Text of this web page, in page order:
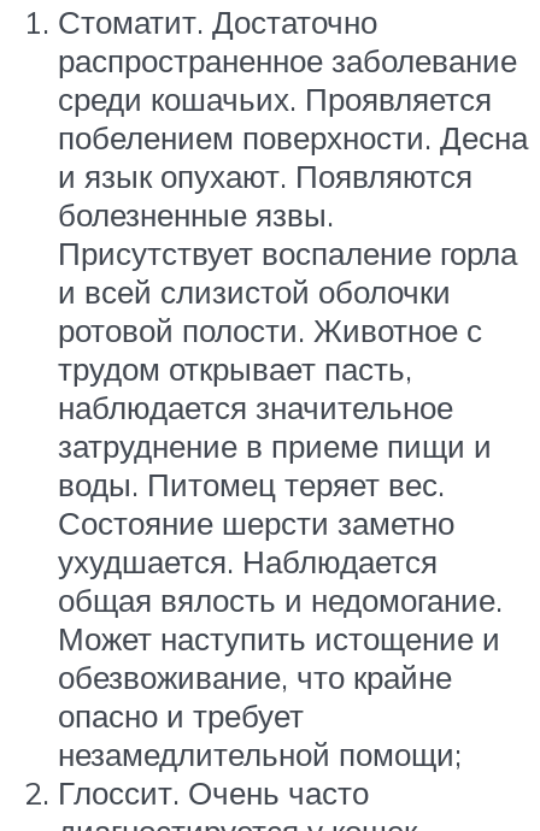
Стоматит. Достаточно
распространенное заболевание
среди кошачьих. Проявляется
побелением поверхности. Десна
и язык опухают. Появляются
болезненные язвы.
Присутствует воспаление горла
и всей слизистой оболочки
ротовой полости. Животное с
трудом открывает пасть,
наблюдается значительное
затруднение в приеме пищи и
воды. Питомец теряет вес.
Состояние шерсти заметно
ухудшается. Наблюдается
общая вялость и недомогание.
Может наступить истощение и
обезвоживание, что крайне
опасно и требует
незамедлительной помощи;
Глоссит. Очень часто